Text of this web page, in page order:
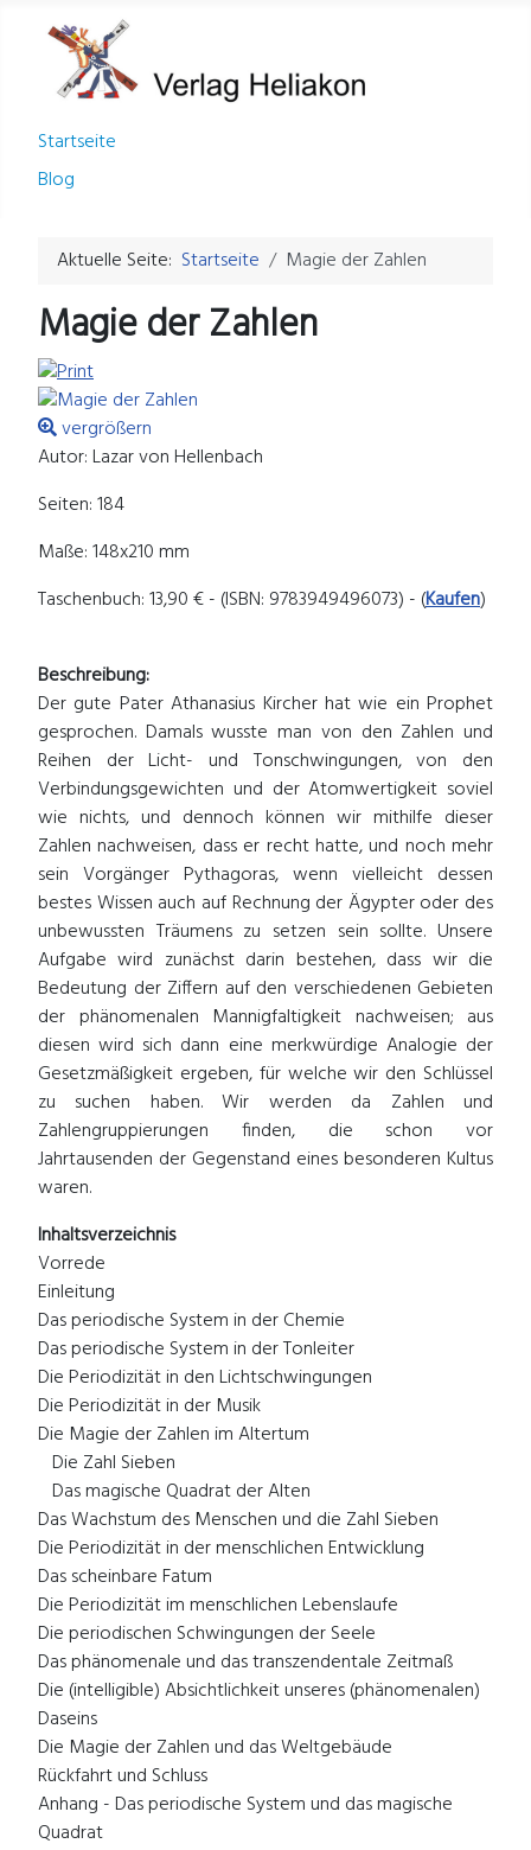
Startseite
Blog
Aktuelle Seite: Startseite Magie der Zahlen
Magie der Zahlen
vergrößern
Autor: Lazar von Hellenbach
Seiten: 184
Maße: 148x210 mm
Taschenbuch: 13,90 € - (ISBN: 9783949496073) - (Kaufen)
Beschreibung:
Der gute Pater Athanasius Kircher hat wie ein Prophet
gesprochen. Damals wusste man von den Zahlen und
Reihen der Licht- und Tonschwingungen, von den
Verbindungsgewichten und der Atomwertigkeit soviel
wie nichts, und dennoch können wir mithilfe dieser
Zahlen nachweisen, dass er recht hatte, und noch mehr
sein Vorgänger Pythagoras, wenn vielleicht dessen
bestes Wissen auch auf Rechnung der Ägypter oder des
unbewussten Träumens zu setzen sein sollte. Unsere
Aufgabe wird zunächst darin bestehen, dass wir die
Bedeutung der Ziffern auf den verschiedenen Gebieten
der phänomenalen Mannigfaltigkeit nachweisen; aus
diesen wird sich dann eine merkwürdige Analogie der
Gesetzmäßigkeit ergeben, für welche wir den Schlüssel
zu suchen haben. Wir werden da Zahlen und
Zahlengruppierungen finden, die schon vor
Jahrtausenden der Gegenstand eines besonderen Kultus
waren.
Inhaltsverzeichnis
Vorrede
Einleitung
Das periodische System in der Chemie
Das periodische System in der Tonleiter
Die Periodizität in den Lichtschwingungen
Die Periodizität in der Musik
Die Magie der Zahlen im Altertum
Die Zahl Sieben
Das magische Quadrat der Alten
Das Wachstum des Menschen und die Zahl Sieben
Die Periodizität in der menschlichen Entwicklung
Das scheinbare Fatum
Die Periodizität im menschlichen Lebenslaufe
Die periodischen Schwingungen der Seele
Das phänomenale und das transzendentale Zeitmaß
Die (intelligible) Absichtlichkeit unseres (phänomenalen)
Daseins
Die Magie der Zahlen und das Weltgebäude
Rückfahrt und Schluss
Anhang - Das periodische System und das magische
Quadrat